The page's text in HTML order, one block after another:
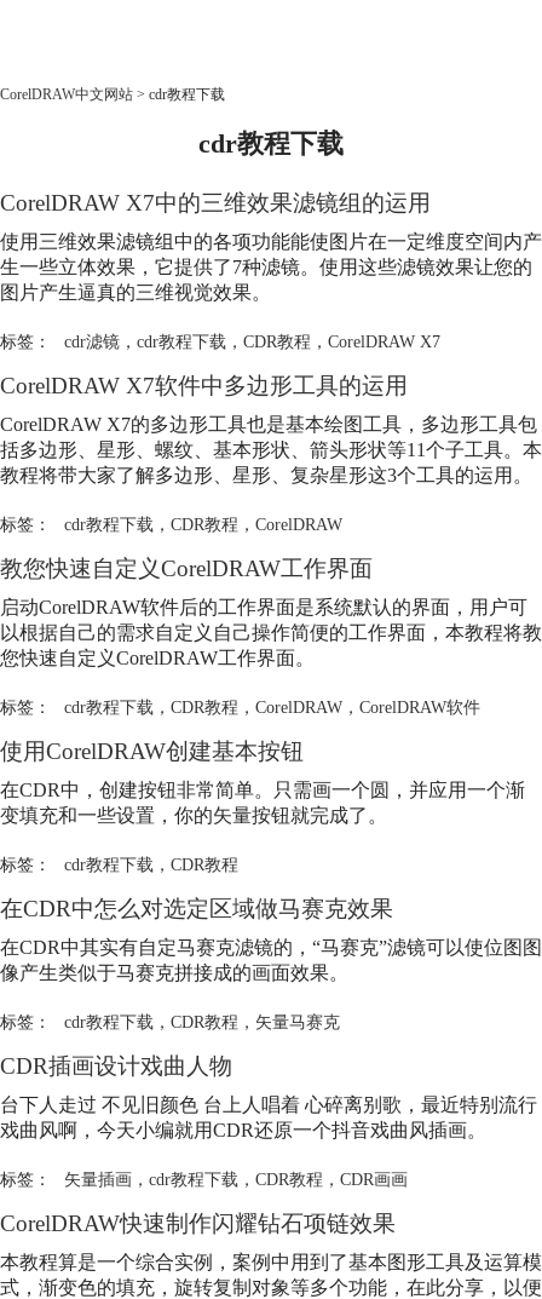
教程
下载
购买
CorelDRAW中文网站 > cdr教程下载
cdr教程下载
CorelDRAW X7中的三维效果滤镜组的运用
使用三维效果滤镜组中的各项功能能使图片在一定维度空间内产
生一些立体效果，它提供了7种滤镜。使用这些滤镜效果让您的
图片产生逼真的三维视觉效果。
标签： cdr滤镜， cdr教程下载 ， CDR教程 ， CorelDRAW X7
CorelDRAW X7软件中多边形工具的运用
CorelDRAW X7的多边形工具也是基本绘图工具，多边形工具包
括多边形、星形、螺纹、基本形状、箭头形状等11个子工具。本
教程将带大家了解多边形、星形、复杂星形这3个工具的运用。
标签： cdr教程下载 ， CDR教程 ， CorelDRAW
教您快速自定义CorelDRAW工作界面
启动CorelDRAW软件后的工作界面是系统默认的界面，用户可
以根据自己的需求自定义自己操作简便的工作界面，本教程将教
您快速自定义CorelDRAW工作界面。
标签： cdr教程下载 ， CDR教程 ， CorelDRAW， CorelDRAW软件
使用CorelDRAW创建基本按钮
在CDR中，创建按钮非常简单。只需画一个圆，并应用一个渐
变填充和一些设置，你的矢量按钮就完成了。
标签： cdr教程下载 ， CDR教程
在CDR中怎么对选定区域做马赛克效果
在CDR中其实有自定马赛克滤镜的，“马赛克”滤镜可以使位图图
像产生类似于马赛克拼接成的画面效果。
标签： cdr教程下载 ， CDR教程 ， 矢量马赛克
CDR插画设计戏曲人物
台下人走过 不见旧颜色 台上人唱着 心碎离别歌，最近特别流行
戏曲风啊，今天小编就用CDR还原一个抖音戏曲风插画。
标签： 矢量插画， cdr教程下载 ， CDR教程 ， CDR画画
CorelDRAW快速制作闪耀钻石项链效果
本教程算是一个综合实例，案例中用到了基本图形工具及运算模
式，渐变色的填充，旋转复制对象等多个功能，在此分享，以便